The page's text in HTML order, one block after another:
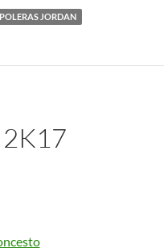
POLERAS JORDAN
2K17